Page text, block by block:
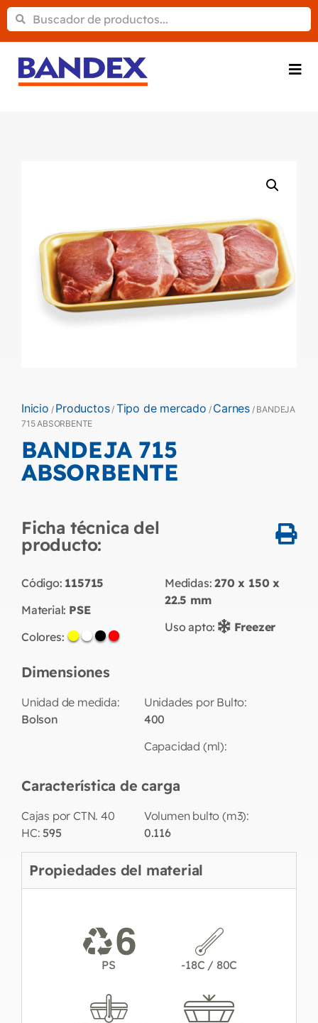
Inicio / Productos/ Tipo de mercado / Carnes / BANDEJA
715 ABSORBENTE
BANDEJA 715
ABSORBENTE
Ficha técnica del
producto:
Código: 115715
Material: PSE
Colores:
Medidas:270 x 150 x
22.5 mm
Uso apto:
Freezer
Dimensiones
Unidad de medida:
Bolson
Unidades por Bulto:
400
Capacidad (ml):
Característica de carga
Cajas por CTN. 40
HC: 595
Volumen bulto (m3):
0.116
Propiedades del material
PS -18C / 80C